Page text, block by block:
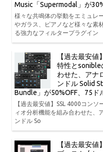
Music「Supermodal」が
様々な共鳴体の挙動をエミュレ
やガラス、ピアノなど様々な素
る強力なフィルタープラグイン
【過去最安
特性とsonible
わせた、アナ
ンドル Solid
Bundle」が50%OFF、75ド
【過去最安値】SSL 4000コン
ィオ分析機能を組み合わせた、
ンドル So
【過去最安